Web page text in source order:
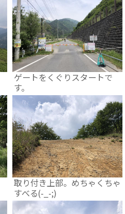
ゲートをくぐりスタートで
す。
取り付き上部。めちゃくちゃ
すべる(-_-;)